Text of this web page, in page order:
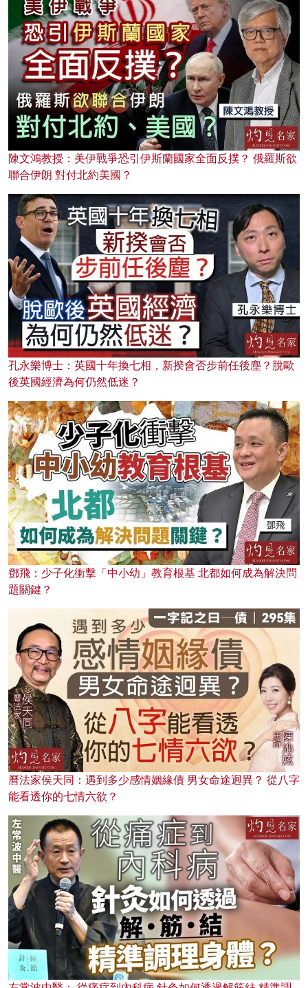
陳文鴻教授：美伊戰爭恐引伊斯蘭國家全面反撲？ 俄羅斯欲
聯合伊朗 對付北約美國？
孔永樂博士：英國十年換七相，新揆會否步前任後塵？脫歐
後英國經濟為何仍然低迷？
鄧飛：少子化衝擊「中小幼」教育根基 北都如何成為解決問
題關鍵？
曆法家侯天同：遇到多少感情姻緣債 男女命途迥異？ 從八字
能看透你的七情六欲？